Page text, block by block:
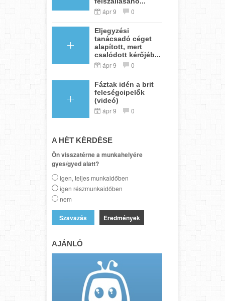
ápr 9 0
Eljegyzési
tanácsadó céget
alapított, mert
csalódott kérőjéb...
ápr 9 0
Fáztak idén a brit
feleségcipelők
(videó)
ápr 9 0
A HÉT KÉRDÉSE
Ön visszatérne a munkahelyére
gyes/gyed alatt?
igen, teljes munkaidőben
igen részmunkaidőben
nem
Eredmények
AJÁNLÓ